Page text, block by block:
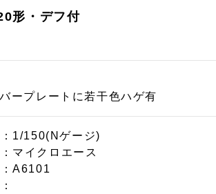
形・デフ付
ープレートに若干色ハゲ有
：1/150(Nゲージ)
：マイクロエース
：A6101
：